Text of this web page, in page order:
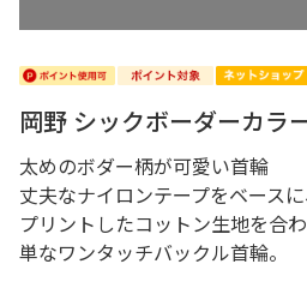
岡野 シックボーダーカラ
太めのボダー柄が可愛い首輪
丈夫なナイロンテープをベース
プリントしたコットン生地を合
単なワンタッチバックル首輪。